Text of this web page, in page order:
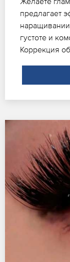
предлагает
густоте и
Коррекция